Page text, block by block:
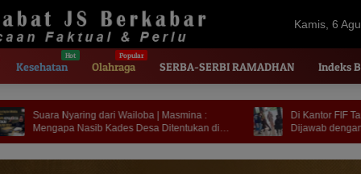
Kamis, 6
Kesehatan Olahraga SERBA-SERBI RAMADHAN Indeks
Masmina :
Ditentukan di
Di Kantor FIF Tangerang | Kerja Jurnalistik
Dijawab dengan Intimidasi dan Cakaran